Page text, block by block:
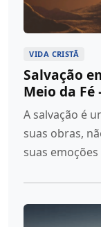
VIDA CRISTÃ
Salvação
Meio da
A salvação é
suas obras,
suas